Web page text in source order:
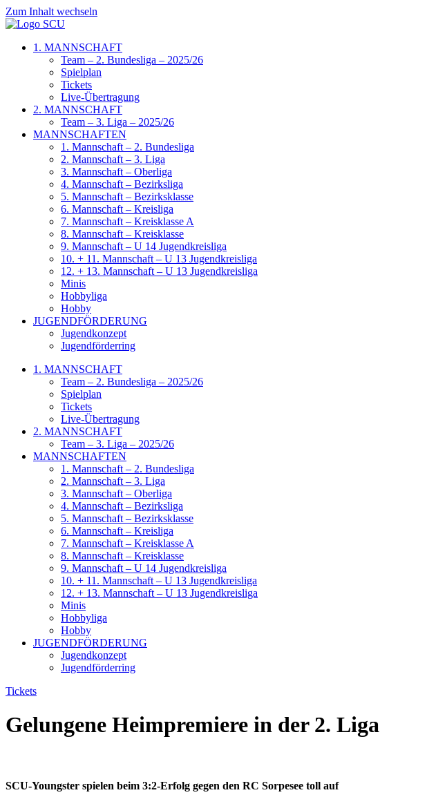
Zum Inhalt wechseln
1. MANNSCHAFT
Team – 2. Bundesliga – 2025/26
Spielplan
Tickets
Live-Übertragung
2. MANNSCHAFT
Team – 3. Liga – 2025/26
MANNSCHAFTEN
1. Mannschaft – 2. Bundesliga
2. Mannschaft – 3. Liga
3. Mannschaft – Oberliga
4. Mannschaft – Bezirksliga
5. Mannschaft – Bezirksklasse
6. Mannschaft – Kreisliga
7. Mannschaft – Kreisklasse A
8. Mannschaft – Kreisklasse
9. Mannschaft – U 14 Jugendkreisliga
10. + 11. Mannschaft – U 13 Jugendkreisliga
12. + 13. Mannschaft – U 13 Jugendkreisliga
Minis
Hobbyliga
Hobby
JUGENDFÖRDERUNG
Jugendkonzept
Jugendförderring
1. MANNSCHAFT
Team – 2. Bundesliga – 2025/26
Spielplan
Tickets
Live-Übertragung
2. MANNSCHAFT
Team – 3. Liga – 2025/26
MANNSCHAFTEN
1. Mannschaft – 2. Bundesliga
2. Mannschaft – 3. Liga
3. Mannschaft – Oberliga
4. Mannschaft – Bezirksliga
5. Mannschaft – Bezirksklasse
6. Mannschaft – Kreisliga
7. Mannschaft – Kreisklasse A
8. Mannschaft – Kreisklasse
9. Mannschaft – U 14 Jugendkreisliga
10. + 11. Mannschaft – U 13 Jugendkreisliga
12. + 13. Mannschaft – U 13 Jugendkreisliga
Minis
Hobbyliga
Hobby
JUGENDFÖRDERUNG
Jugendkonzept
Jugendförderring
Tickets
Gelungene Heimpremiere in der 2. Liga
SCU-Youngster spielen beim 3:2-Erfolg gegen den RC Sorpesee toll auf